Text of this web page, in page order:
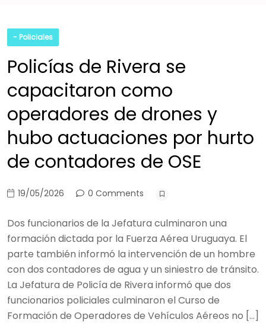
- Policiales
Policías de Rivera se
capacitaron como
operadores de drones y
hubo actuaciones por hurto
de contadores de OSE
19/05/2026 0 Comments
Dos funcionarios de la Jefatura culminaron una
formación dictada por la Fuerza Aérea Uruguaya. El
parte también informó la intervención de un hombre
con dos contadores de agua y un siniestro de tránsito.
La Jefatura de Policía de Rivera informó que dos
funcionarios policiales culminaron el Curso de
Formación de Operadores de Vehículos Aéreos no […]